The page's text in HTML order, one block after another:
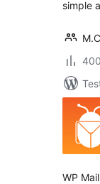
simple
WP